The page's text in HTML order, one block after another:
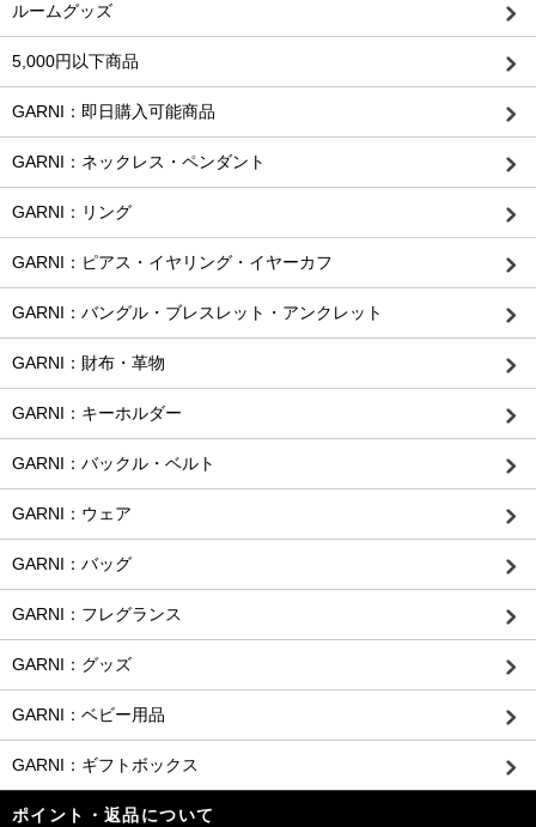
ルームグッズ
5,000円以下商品
GARNI：即日購入可能商品
GARNI：ネックレス・ペンダント
GARNI：リング
GARNI：ピアス・イヤリング・イヤーカフ
GARNI：バングル・ブレスレット・アンクレット
GARNI：財布・革物
GARNI：キーホルダー
GARNI：バックル・ベルト
GARNI：ウェア
GARNI：バッグ
GARNI：フレグランス
GARNI：グッズ
GARNI：ベビー用品
GARNI：ギフトボックス
ポイント・返品について